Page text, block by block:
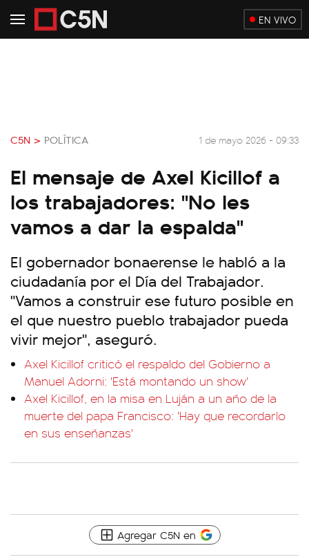
EN VIVO
C5N > POLÍTICA 1 de mayo 2026 - 09:33
El mensaje de Axel Kicillof a
los trabajadores: "No les
vamos a dar la espalda"
El gobernador bonaerense le habló a la
ciudadanía por el Día del Trabajador.
"Vamos a construir ese futuro posible en
el que nuestro pueblo trabajador pueda
vivir mejor", aseguró.
Axel Kicillof criticó el respaldo del Gobierno a
Manuel Adorni: 'Está montando un show'
Axel Kicillof, en la misa en Luján a un año de la
muerte del papa Francisco: 'Hay que recordarlo
en sus enseñanzas'
Agregar C5N en